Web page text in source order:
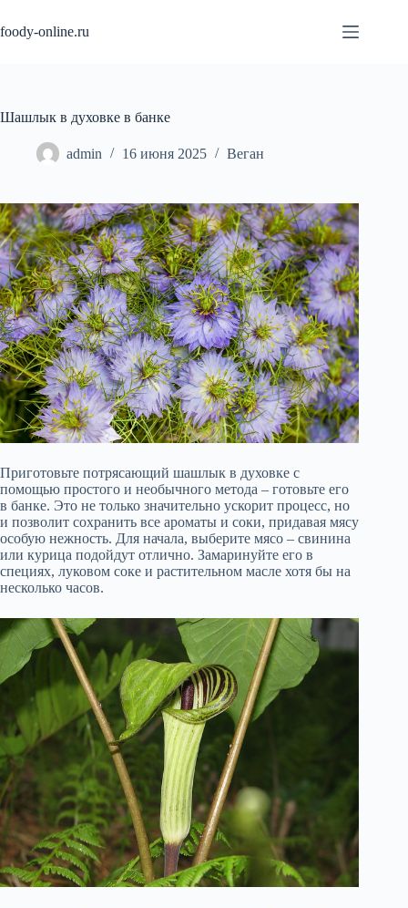
к
сути
foody-online.ru
Шашлык в духовке в банке
admin 16 июня 2025 Веган
Приготовьте потрясающий шашлык в духовке с
помощью простого и необычного метода – готовьте его
в банке. Это не только значительно ускорит процесс, но
и позволит сохранить все ароматы и соки, придавая мясу
особую нежность. Для начала, выберите мясо – свинина
или курица подойдут отлично. Замаринуйте его в
специях, луковом соке и растительном масле хотя бы на
несколько часов.